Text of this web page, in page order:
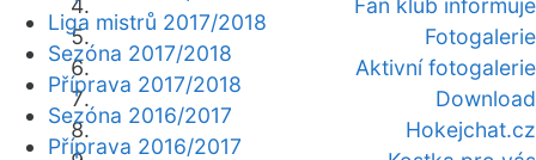
Fan klub informuje
Fotogalerie
Aktivní fotogalerie
Download
Hokejchat.cz
Liga mistrů 2017/2018
Sezóna 2017/2018
Příprava 2017/2018
Sezóna 2016/2017
Příprava 2016/2017